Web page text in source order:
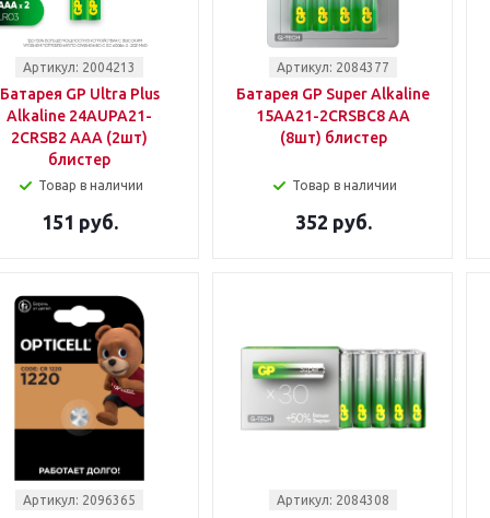
Артикул: 2004213
Батарея GP Ultra Plus
Alkaline 24AUPA21-
2CRSB2 AAA (2шт)
блистер
Товар в наличии
151 руб.
Артикул: 2084377
Батарея GP Super Alkaline
15AA21-2CRSBC8 AA
(8шт) блистер
Товар в наличии
352 руб.
Артикул: 2096365 Артикул: 2084308